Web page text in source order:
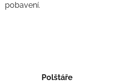
pobavení.
Polštáře